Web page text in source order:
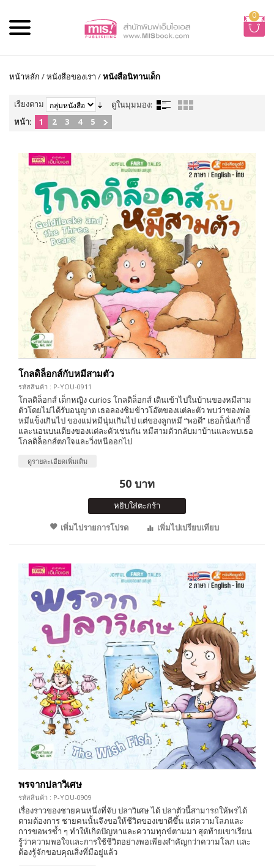
0
หน้าหลัก /หนังสือของเรา /หนังสือนิทานเด็ก
เรียงตาม
ดูในมุมมอง:
หน้า:
1 2 3 4 5
โกลดิล็อกส์กับหมีสามตัว
รหัสสินค้า : P-YOU-0911
โกลดิล็อกส์ เด็กหญิง curios โกลดิล็อกส์ เดินเข้าไปในบ้านของหมีสาม
ตัวโดยไม่ได้รับอนุญาต เธอลองชิมข้าวโอ๊ตของแต่ละตัว พบว่าของพ่อ
หมีแข็งเกินไป ของแม่หมีนุ่มเกินไป แต่ของลูกหมี “พอดี” เธอก็นั่งเก้าอี้
และนอนบนเตียงของแต่ละตัวเช่นกัน หมีสามตัวกลับมาบ้านและพบเธอ
โกลดิล็อกส์ตกใจและวิ่งหนีออกไป
ดูรายละเอียดเพิ่มเติม
50 บาท
หยิบใส่ตะกร้า
เพิ่มไปรายการโปรด
เพิ่มไปเปรียบเทียบ
พรจากปลาวิเศษ
รหัสสินค้า : P-YOU-0909
เรื่องราวของชายคนหนึ่งที่จับ ปลาวิเศษ ได้ ปลาตัวนี้สามารถให้พรได้
ตามต้องการ ชายคนนั้นจึงขอให้ชีวิตของเขาดีขึ้น แต่ความโลภและ
การขอพรซ้ำ ๆ ทำให้เกิดปัญหาและความทุกข์ตามมา สุดท้ายเขาเรียน
รู้ว่าความพอใจและการใช้ชีวิตอย่างพอเพียงสำคัญกว่าความโลภ และ
ต้องรู้จักขอบคุณสิ่งที่มีอยู่แล้ว